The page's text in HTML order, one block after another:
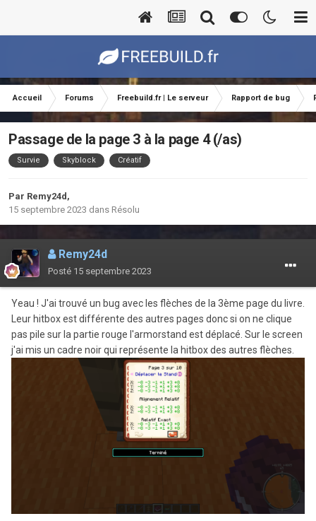
Accueil Forums Freebuild.fr | Le serveur Rapport de bug
Passage de la page 3 à la page 4 (/as)
Survie Skyblock Créatif
Par Remy24d ,
15 septembre 2023 dans Résolu
Remy24d
Posté 15 septembre 2023
Yeau ! J'ai trouvé un bug avec les flèches de la 3ème page du livre.
Leur hitbox est différente des autres pages donc si on ne clique
pas pile sur la partie rouge l'armorstand est déplacé. Sur le screen
j'ai mis un cadre noir qui représente la hitbox des autres flèches.